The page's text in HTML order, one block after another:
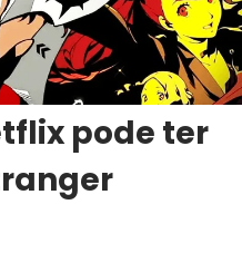
pode ter